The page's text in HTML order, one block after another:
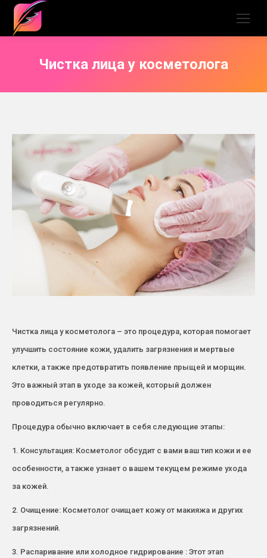
Чистка лица у косметолога
Чистка лица у косметолога – это процедура, которая помогает
улучшить состояние кожи, удалить загрязнения и мертвые
клетки, а также предотвратить появление прыщей и морщин.
Это важный этап в уходе за кожей, который должен
проводиться регулярно.
Процедура обычно включает в себя следующие этапы:
1. Консультация: Косметолог обсудит с вами ваш тип кожи и ее
особенности, а также узнает о вашем текущем режиме ухода
за кожей.
2. Очищение: Косметолог очищает кожу от макияжа и других
загрязнений.
3. Распаривание или холодное гидрирование : Этот этап